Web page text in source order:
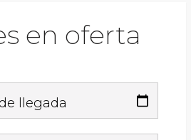
en oferta
llegada